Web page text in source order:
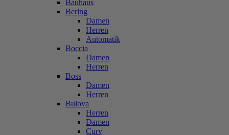
Bauhaus
Bering
Damen
Herren
Automatik
Boccia
Damen
Herren
Boss
Damen
Herren
Bulova
Herren
Damen
Curv